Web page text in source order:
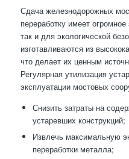
Сдача железнодорожных
переработку имеет
так и для экологической
изготавливаются из
что делает их ценным
Регулярная утилизация
эксплуатации мостовых
Снизить затраты на
устаревших конструкций;
Извлечь максимальную
переработки металла;